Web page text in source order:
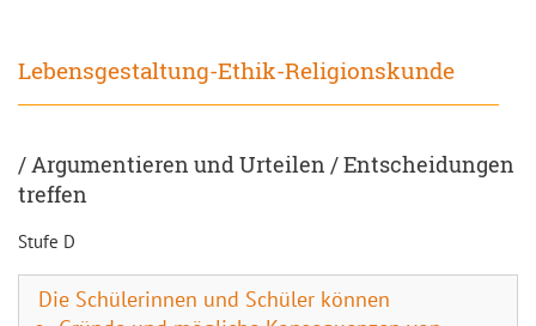
Lebensgestaltung-Ethik-Religionskunde
/ Argumentieren und Urteilen / Entscheidungen
treffen
Stufe D
Die Schülerinnen und Schüler können